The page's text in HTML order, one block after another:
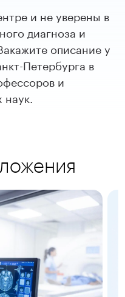
и не уверены в
диагноза и
описание у
Петербурга в
и